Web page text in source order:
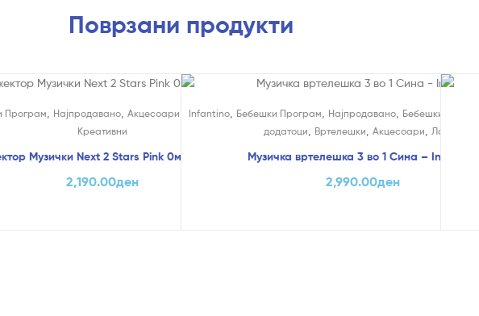
Поврзани продукти
Програм, Најпродавано, Акцесоари Ламби,Едукативни и
Креативни
Музички Next 2 Stars Pink 0м+ – Chicco
2,190.00ден
Infantino, Бебешки Програм, Најпродавано, Бебешки играчки
додатоци, Вртелешки, Акцесоари, Ламби
Музичка вртелешка 3 во 1 Сина – Infantino
2,990.00ден